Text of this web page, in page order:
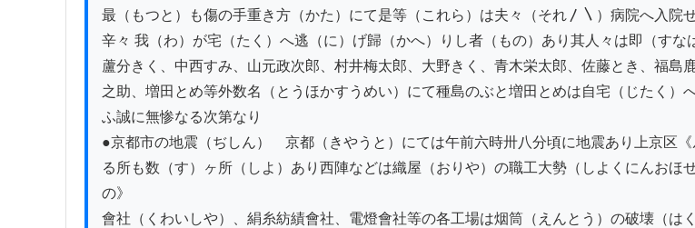
最（もつと）も傷の手重き方（かた）にて是等（これら）は夫々（それ〳〵）病院へ入院
辛々 我（わ）が宅（たく）へ逃（に）げ歸（かへ）りし者（もの）あり其人々は即（すな
蘆分きく、中西すみ、山元政次郎、村井梅太郎、大野きく、青木栄太郎、佐藤とき、福島
之助、増田とめ等外数名（とうほかすうめい）にて種島のぶと増田とめは自宅（じたく）
ふ誠に無惨なる次第なり
●京都市の地震（ぢしん）　京都（きやうと）にては午前六時卅八分頃に地震あり上京区
る所も数（す）ヶ所（しよ）あり西陣などは織屋（おりや）の職工大勢（しよくにんお
の》
會社（くわいしや）、絹糸紡績會社、電燈會社等の各工場は烟筒（えんとう）の破壊（は